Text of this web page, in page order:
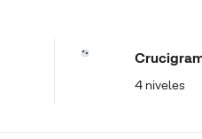
4 niveles